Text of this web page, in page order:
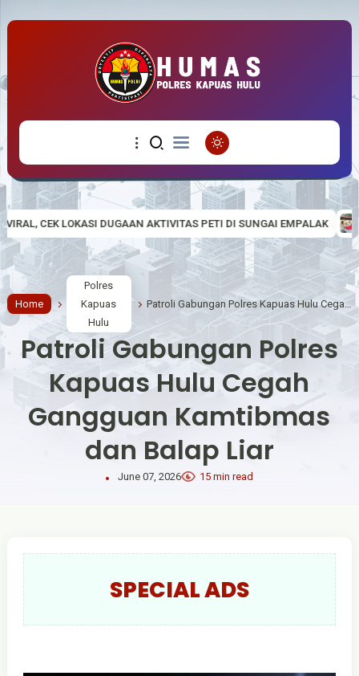
AKTIVITAS PETI DI SUNGAI EMPALAK Polsek Empanang
Home
Polres
Kapuas
Hulu
Patroli Gabungan Polres Kapuas Hulu Cegah Gangguan Kamtibmas dan Balap Liar
Patroli Gabungan Polres
Kapuas Hulu Cegah
Gangguan Kamtibmas
dan Balap Liar
June 07, 2026 15 min read
SPECIAL ADS